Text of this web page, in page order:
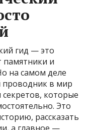
гид — это
памятники и
на самом деле
в мир
которые
Это
рассказать